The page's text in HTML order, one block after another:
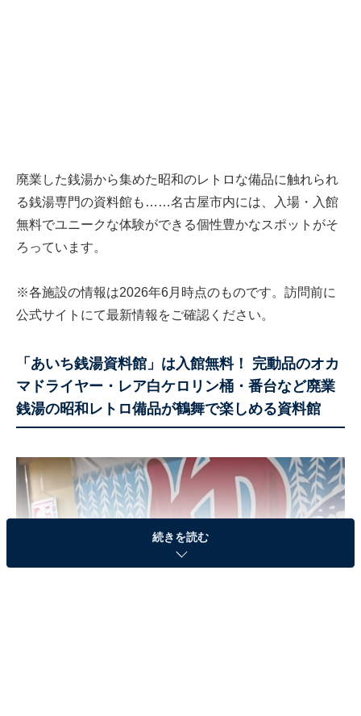
廃業した銭湯から集めた昭和のレトロな備品に触れられ
る銭湯専門の資料館も……名古屋市内には、入場・入館
無料でユニークな体験ができる個性豊かなスポットがそ
ろっています。
※各施設の情報は2026年6月時点のものです。訪問前に
公式サイトにて最新情報をご確認ください。
「あいち銭湯資料館」は入館無料！ 完動品のオカ
マドライヤー・レア白ケロリン桶・番台など廃業
銭湯の昭和レトロ備品が鶴舞で楽しめる資料館
続きを読む